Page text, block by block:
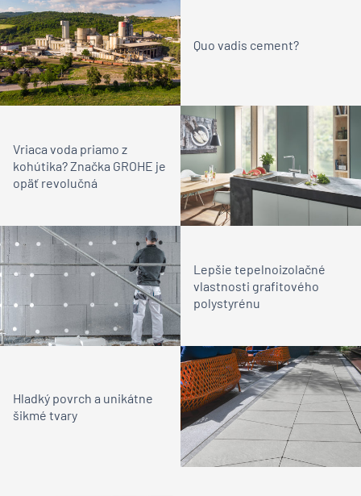
Quo vadis cement?
Vriaca voda priamo z
kohútika? Značka GROHE je
opäť revolučná
Lepšie tepelnoizolačné
vlastnosti grafitového
polystyrénu
Hladký povrch a unikátne
šikmé tvary